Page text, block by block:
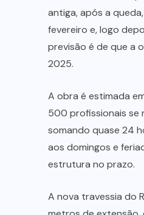
antiga, após a
fevereiro e, logo
previsão é de que a
2025.
A obra é estimada em
500 profissionais se
somando quase 24
aos domingos e
estrutura no prazo.
A nova travessia do